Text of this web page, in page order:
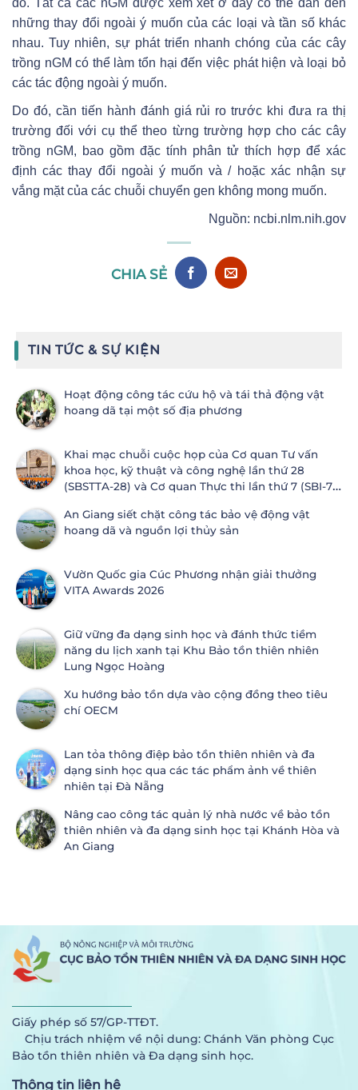
đó. Tất cả các nGM được xem xét ở đây có thể dẫn đến
những thay đổi ngoài ý muốn của các loại và tần số khác
nhau. Tuy nhiên, sự phát triển nhanh chóng của các cây
trồng nGM có thể làm tổn hại đến việc phát hiện và loại bỏ
các tác động ngoài ý muốn.
Do đó, cần tiến hành đánh giá rủi ro trước khi đưa ra thị
trường đối với cụ thể theo từng trường hợp cho các cây
trồng nGM, bao gồm đặc tính phân tử thích hợp để xác
định các thay đổi ngoài ý muốn và / hoặc xác nhận sự
vắng mặt của các chuỗi chuyển gen không mong muốn.
Nguồn: ncbi.nlm.nih.gov
CHIA SẺ
TIN TỨC & SỰ KIỆN
Hoạt động công tác cứu hộ và tái thả động vật
hoang dã tại một số địa phương
Khai mạc chuỗi cuộc họp của Cơ quan Tư vấn
khoa học, kỹ thuật và công nghệ lần thứ 28
(SBSTTA-28) và Cơ quan Thực thi lần thứ 7 (SBI-7)
An Giang siết chặt công tác bảo vệ động vật
hoang dã và nguồn lợi thủy sản
Vườn Quốc gia Cúc Phương nhận giải thưởng
VITA Awards 2026
Giữ vững đa dạng sinh học và đánh thức tiềm
năng du lịch xanh tại Khu Bảo tồn thiên nhiên
Lung Ngọc Hoàng
Xu hướng bảo tồn dựa vào cộng đồng theo tiêu
chí OECM
Lan tỏa thông điệp bảo tồn thiên nhiên và đa
dạng sinh học qua các tác phẩm ảnh về thiên
nhiên tại Đà Nẵng
Nâng cao công tác quản lý nhà nước về bảo tồn
thiên nhiên và đa dạng sinh học tại Khánh Hòa và
An Giang
Giấy phép số 57/GP-TTĐT.
Chịu trách nhiệm về nội dung: Chánh Văn phòng Cục
Bảo tồn thiên nhiên và Đa dạng sinh học.
Thông tin liên hệ